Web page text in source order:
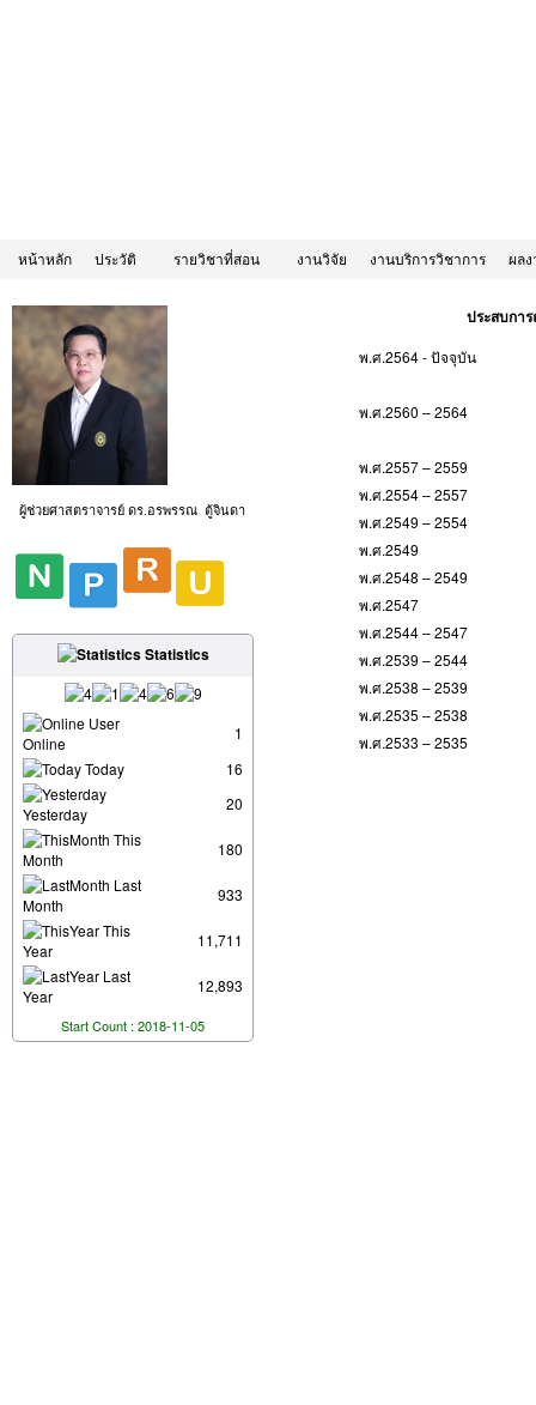
หน้าหลัก ประวัติ รายวิชาที่สอน งานวิจัย งานบริการวิชาการ ผล
ผู้ช่วยศาสตราจารย์ ดร.อรพรรณ ตู้จินดา
Statistics
User
Online
1
Today
16
Yesterday
20
This
Month
180
Last
Month
933
This
Year
11,711
Last
Year
12,893
Start Count : 2018-11-05
ประสบกา
พ.ศ.2564 - ปัจจุบัน
พ.ศ.2560 – 2564
พ.ศ.2557 – 2559
พ.ศ.2554 – 2557
พ.ศ.2549 – 2554
พ.ศ.2549
พ.ศ.2548 – 2549
พ.ศ.2547
พ.ศ.2544 – 2547
พ.ศ.2539 – 2544
พ.ศ.2538 – 2539
พ.ศ.2535 – 2538
พ.ศ.2533 – 2535